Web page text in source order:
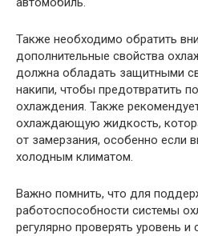
Также необходимо обратить
дополнительные свойства
должна обладать защитными
накипи, чтобы предотвратить
охлаждения. Также
охлаждающую жидкость,
от замерзания, особенно если
холодным климатом.
Важно помнить, что для
работоспособности системы
регулярно проверять уровень